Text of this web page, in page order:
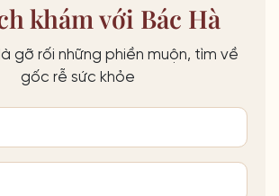
khám với Bác Hà
gỡ rối những phiền muộn, tìm về
gốc rễ sức khỏe